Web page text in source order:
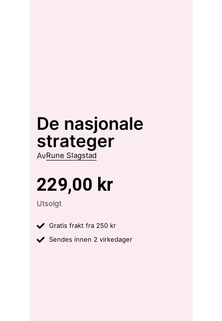
De nasjonale
strateger
AvRune Slagstad
229,00 kr
Utsolgt
Gratis frakt fra 250 kr
Sendes innen 2 virkedager